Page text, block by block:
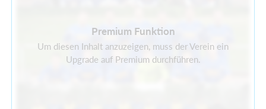
Premium Funktion
Um diesen Inhalt anzuzeigen, muss der Verein ein
Upgrade auf Premium durchführen.